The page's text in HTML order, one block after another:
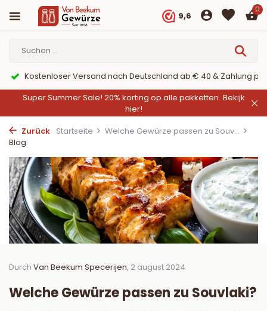
9,6
0
PayPal
9,6/10 Webwinkelkeur ✔
Super Summer Sale! 20% korting op alle pakketten. Bekijk
hier!
Zurück Startseite
Welche Gewürze passen zu Souv...
Blog
Durch Van Beekum Specerijen, 2 august 2024
Welche Gewürze passen zu Souvlaki?